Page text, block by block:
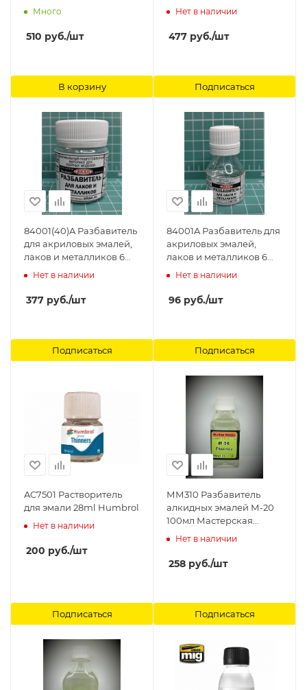
Мажор Моделс
Много
510 руб./шт
В корзину
Нет в наличии
477 руб./шт
Подписаться
84001(40)A Разбавитель
для акриловых эмалей,
лаков и металликов 6
серии АКАН
Нет в наличии
377 руб./шт
Подписаться
84001A Разбавитель для
акриловых эмалей,
лаков и металликов 6
серии АКАН
Нет в наличии
96 руб./шт
Подписаться
AC7501 Растворитель
для эмали 28ml Humbrol
Нет в наличии
200 руб./шт
Подписаться
ММ310 Разбавитель
алкидных эмалей М-20
100мл Мастерская
Мажор Моделс
Нет в наличии
258 руб./шт
Подписаться